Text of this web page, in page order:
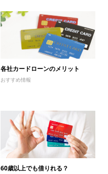
各社カードローンのメリット
おすすめ情報
60歳以上でも借りれる？